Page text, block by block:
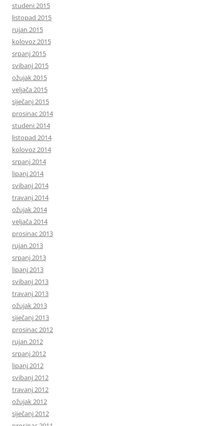
studeni 2015
listopad 2015
rujan 2015
kolovoz 2015
srpanj 2015
svibanj 2015
ožujak 2015
veljača 2015
siječanj 2015
prosinac 2014
studeni 2014
listopad 2014
kolovoz 2014
srpanj 2014
lipanj 2014
svibanj 2014
travanj 2014
ožujak 2014
veljača 2014
prosinac 2013
rujan 2013
srpanj 2013
lipanj 2013
svibanj 2013
travanj 2013
ožujak 2013
siječanj 2013
prosinac 2012
rujan 2012
srpanj 2012
lipanj 2012
svibanj 2012
travanj 2012
ožujak 2012
siječanj 2012